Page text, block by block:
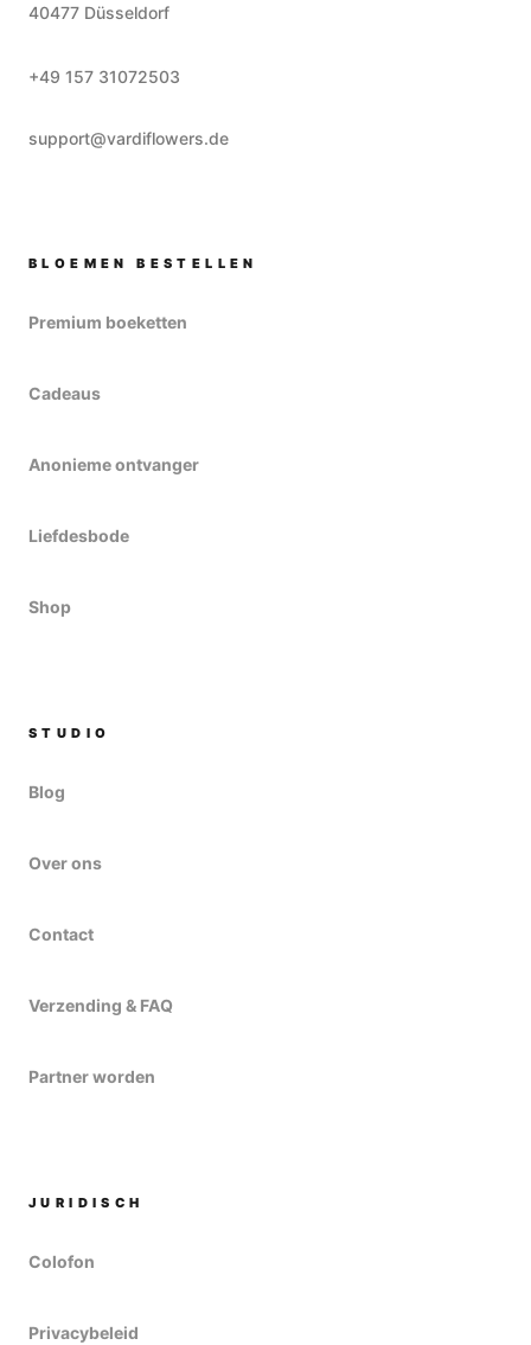
40477 Düsseldorf
+49 157 31072503
support@vardiflowers.de
BLOEMEN BESTELLEN
Premium boeketten
Cadeaus
Anonieme ontvanger
Liefdesbode
Shop
STUDIO
Blog
Over ons
Contact
Verzending & FAQ
Partner worden
JURIDISCH
Colofon
Privacybeleid